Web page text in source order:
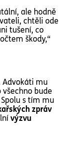
ale hodně
chtěli ode
tušení, co
škody,“
Advokáti mu
bude
s tím mu
zpráv
výzvu